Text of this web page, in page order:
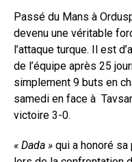
Passé du Mans à
devenu une véritable
l’attaque turque. Il est
de l’équipe après 25
simplement 9 buts en
samedi en face à
victoire 3-0.
« Dada » qui a honoré